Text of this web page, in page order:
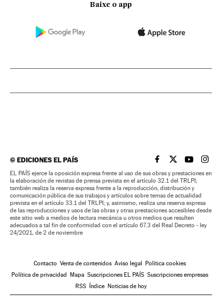
Baixe o app
©EDICIONES EL PAÍS EL PAÍS BRASIL EN
EL PAÍSEL PAÍS
EL
EL PAÍS ejerce la oposición expresa frente al uso de sus obras y prestaciones en
la elaboración de revistas de prensa prevista en el artículo 32.1 del TRLPI;
también realiza la reserva expresa frente a la reproducción, distribución y
comunicación pública de sus trabajos y artículos sobre temas de actualidad
prevista en el artículo 33.1 del TRLPI; y, asimismo, realiza una reserva expresa
de las reproducciones y usos de las obras y otras prestaciones accesibles desde
este sitio web a medios de lectura mecánica u otros medios que resulten
adecuados a tal fin de conformidad con el artículo 67.3 del Real Decreto - ley
24/2021, de 2 de noviembre
Contacto Venta de contenidos Aviso legal
Política cookies
Política de privacidad
Mapa Suscripciones EL PAÍS Suscripciones empresas
RSS
Índice Noticias de hoy